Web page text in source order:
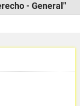
- General"